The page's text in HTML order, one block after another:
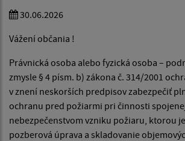
30.06.2026
Vážení občania !
Právnická osoba alebo fyzická osoba –
zmysle § 4 písm. b) zákona č. 314/2001
v znení neskorších predpisov zabezpečiť
ochranu pred požiarmi pri činnosti
nebezpečenstvom vzniku požiaru, ktorou
pozberová úprava a skladovanie